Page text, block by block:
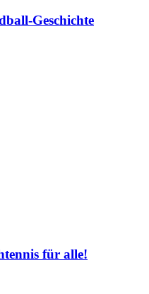
Geschichte
für alle!